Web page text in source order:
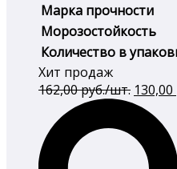
Марка прочности
Морозостойкость
Количество в
Хит продаж
162,00руб./шт.
цена
162,00
шт..
130,00